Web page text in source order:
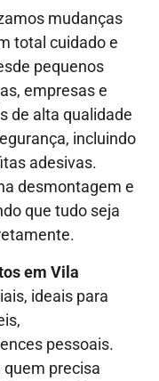
mudanças
total cuidado e
pequenos
empresas e
de alta qualidade
incluindo
adesivas.
desmontagem e
que tudo seja
em Vila
ideais para
pessoais.
precisa